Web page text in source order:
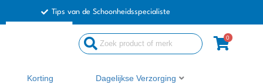
Tips van de Schoonheidsspecialiste
Search
...
0
Korting Dagelijkse Verzorging